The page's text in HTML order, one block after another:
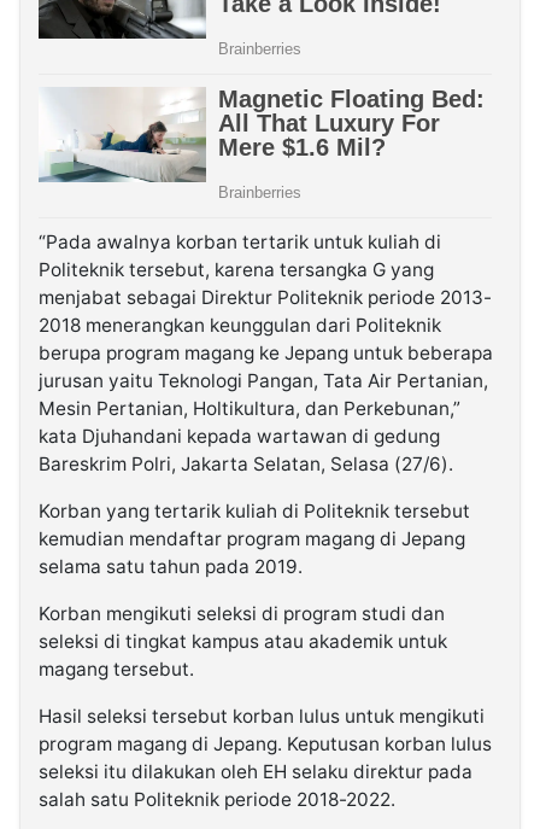
“Pada awalnya korban tertarik untuk kuliah di
Politeknik tersebut, karena tersangka G yang
menjabat sebagai Direktur Politeknik periode 2013-
2018 menerangkan keunggulan dari Politeknik
berupa program magang ke Jepang untuk beberapa
jurusan yaitu Teknologi Pangan, Tata Air Pertanian,
Mesin Pertanian, Holtikultura, dan Perkebunan,”
kata Djuhandani kepada wartawan di gedung
Bareskrim Polri, Jakarta Selatan, Selasa (27/6).
Korban yang tertarik kuliah di Politeknik tersebut
kemudian mendaftar program magang di Jepang
selama satu tahun pada 2019.
Korban mengikuti seleksi di program studi dan
seleksi di tingkat kampus atau akademik untuk
magang tersebut.
Hasil seleksi tersebut korban lulus untuk mengikuti
program magang di Jepang. Keputusan korban lulus
seleksi itu dilakukan oleh EH selaku direktur pada
salah satu Politeknik periode 2018-2022.